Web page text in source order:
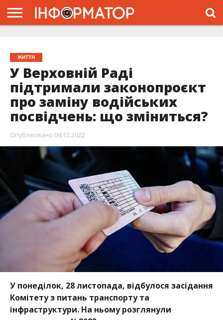
ЖИТТЯ
У Верховній Раді
підтримали законопроєкт
про заміну водійських
посвідчень: що зміниться?
Опубліковано 04.12.2022
У понеділок, 28 листопада, відбулося засідання
Комітету з питань транспорту та
інфраструктури. На ньому розглянули